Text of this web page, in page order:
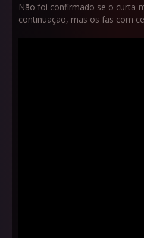
Não foi confirmado se o curta-
continuação, mas os fãs com